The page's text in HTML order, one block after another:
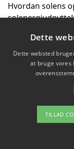
Hvordan solens
Hvordan du får
vedvarende
Om /
Dette
Dette websted
at bruge vores
TILLAD